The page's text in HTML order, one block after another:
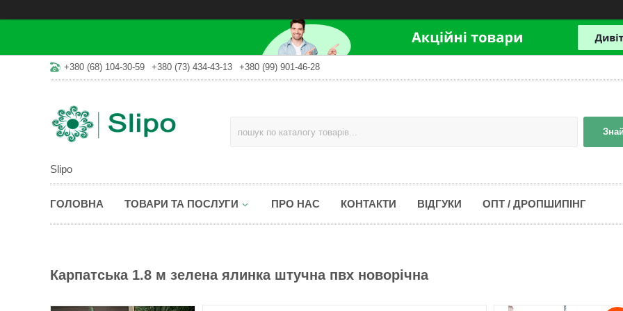
+380 (68) 104-30-59 +380 (73) 434-43-13 +380 (99) 901-46-28
Slipo
ГОЛОВНА ТОВАРИ ТА ПОСЛУГИ ПРО НАС КОНТАКТИ ВІДГУКИ ОПТ / ДРОПШИПІНГ
Карпатська 1.8 м зелена ялинка штучна пвх новорічна